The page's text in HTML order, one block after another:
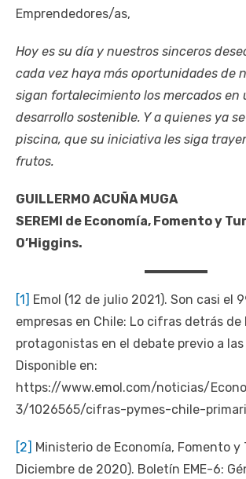
Emprendedores/as,
Hoy es su día y nuestros sinceros
cada vez haya más oportunidades de
sigan fortalecimiento los mercados en
desarrollo sostenible. Y a quienes ya
piscina, que su iniciativa les siga
frutos.
GUILLERMO ACUÑA MUGA
SEREMI de Economía, Fomento y
O’Higgins.
[1] Emol (12 de julio 2021). Son casi el
empresas en Chile: Lo cifras detrás de
protagonistas en el debate previo a las
Disponible en:
https://www.emol.com/noticias/
3/1026565/cifras-pymes-chile-
[2] Ministerio de Economía, Fomento y
Diciembre de 2020). Boletín EME-6: